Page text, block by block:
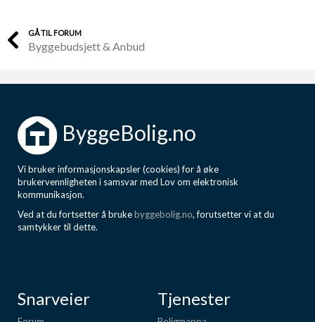
GÅ TIL FORUM
Byggebudsjett & Anbud
ByggeBolig.no
Vi bruker informasjonskapsler (cookies) for å øke
brukervennligheten i samsvar med Lov om elektronisk
kommunikasjon.
Ved at du fortsetter å brukebyggebolig.no, forutsetter vi at du
samtykker til dette.
Snarveier Tjenester